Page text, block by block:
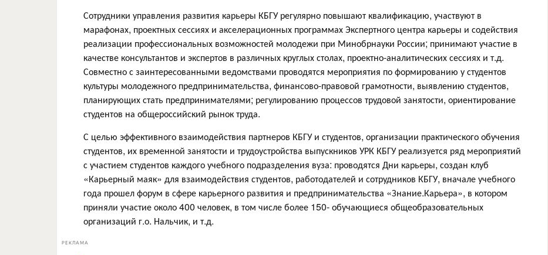
Сотрудники управления развития карьеры КБГУ регулярно повышают квалификацию, участвуют в
марафонах, проектных сессиях и акселерационных программах Экспертного центра карьеры и содействия
реализации профессиональных возможностей молодежи при Минобрнауки России; принимают участие в
качестве консультантов и экспертов в различных круглых столах, проектно-аналитических сессиях и т.д.
Совместно с заинтересованными ведомствами проводятся мероприятия по формированию у студентов
культуры молодежного предпринимательства, финансово-правовой грамотности, выявлению студентов,
планирующих стать предпринимателями; регулированию процессов трудовой занятости, ориентирование
студентов на общероссийский рынок труда.
С целью эффективного взаимодействия партнеров КБГУ и студентов, организации практического обучения
студентов, их временной занятости и трудоустройства выпускников УРК КБГУ реализуется ряд мероприятий
с участием студентов каждого учебного подразделения вуза: проводятся Дни карьеры, создан клуб
«Карьерный маяк» для взаимодействия студентов, работодателей и сотрудников КБГУ, вначале учебного
года прошел форум в сфере карьерного развития и предпринимательства «Знание.Карьера», в котором
приняли участие около 400 человек, в том числе более 150- обучающиеся общеобразовательных
организаций г.о. Нальчик, и т.д.
РЕКЛАМА